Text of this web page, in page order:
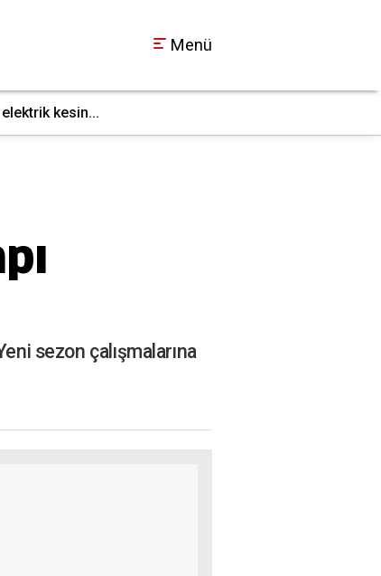
Menü
kesin...
sezon çalışmalarına